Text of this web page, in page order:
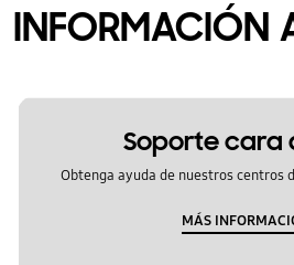
INFORMACIÓN
Soporte cara
Obtenga ayuda de nuestros centros
MÁS